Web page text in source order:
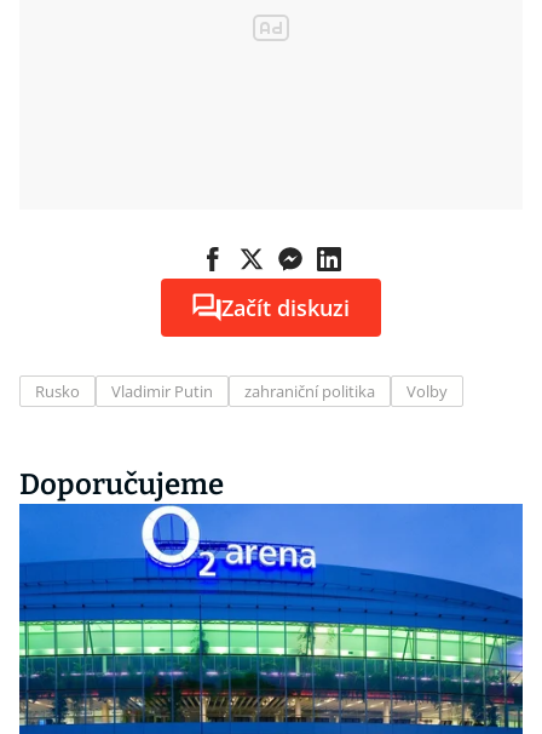
Začít diskuzi
Rusko Vladimir Putin zahraniční politika Volby
Doporučujeme